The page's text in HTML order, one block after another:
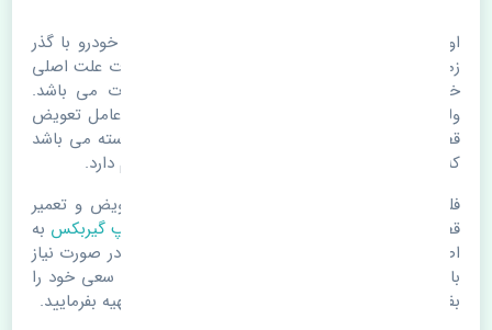
اویل پمپ گیربکس بی وای دی S6 چین. قطعات خودرو با گذر
زمان و طی مسافت مستحلک می شوند. اغلب اوقات علت اصلی
خرابی لوازم یدکی اتومبیل مستحلک شدن قطعات می باشد.
ولی دلایلی مثل تصادفات و حوادث نیز می تواند عامل تعویض
قطعات یدکی باشد. خودرو مجموعه ای به هم پیوسته می باشد
که هر قطعه روی قطعه یا قطعات دیگر تاثیر مستقیم دارد.
فلذا در صورت خرابی در اسرع زمان نسبت به تعویض و تعمیر
قطعات یدکی اقدام فرمایید. در زمان
خرید اویل پمپ گیربکس به
اصلی بودن و کیفیت قطعات بسیار توجه بفرمایید. در صورت نیاز
با مکانیک و کارشناسان در این زمینه مشورت کنید. سعی خود را
بفرمایید تا قطعات یدکی را از فروشگاه های معتبر تهیه بفرمایید.